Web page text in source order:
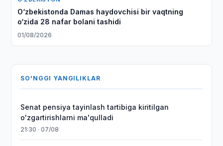
O‘zbekistonda Damas haydovchisi bir vaqtning
o‘zida 28 nafar bolani tashidi
01/08/2026
SO'NGGI YANGILIKLAR
Senat pensiya tayinlash tartibiga kiritilgan
o'zgartirishlarni ma'qulladi
21:30 · 07/08